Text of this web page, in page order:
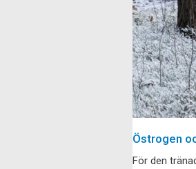
Östrogen
För den